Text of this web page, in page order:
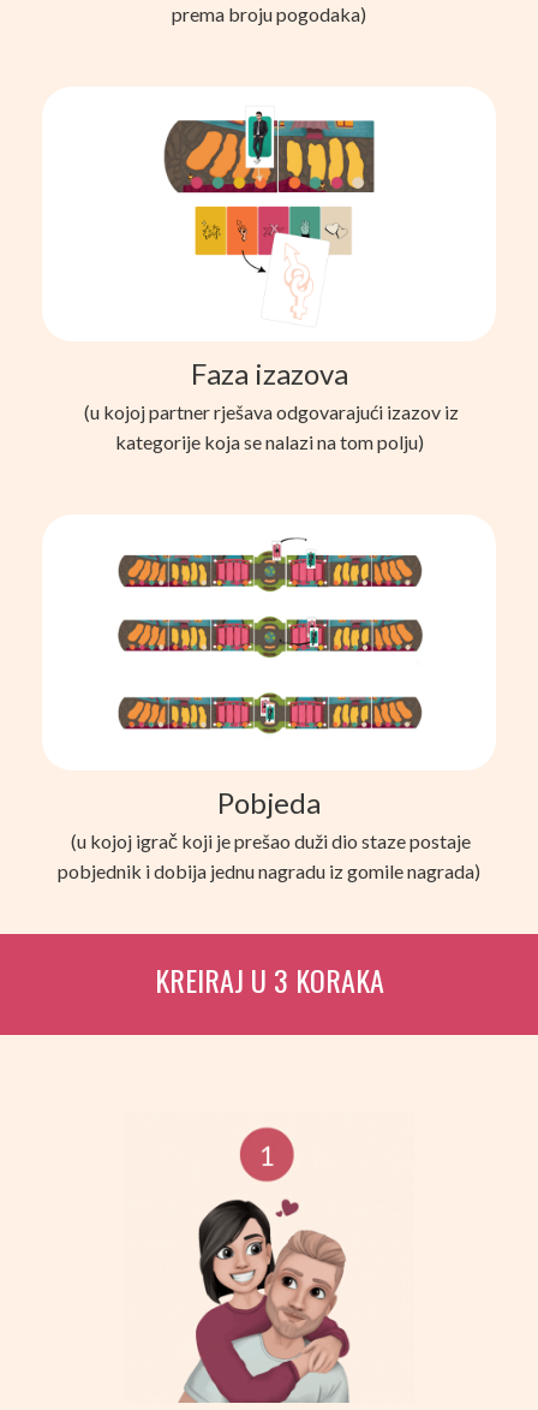
prema broju pogodaka)
Faza izazova
(u kojoj partner rješava odgovarajući izazov iz
kategorije koja se nalazi na tom polju)
Pobjeda
(u kojoj igrač koji je prešao duži dio staze postaje
pobjednik i dobija jednu nagradu iz gomile nagrada)
KREIRAJ U 3 KORAKA